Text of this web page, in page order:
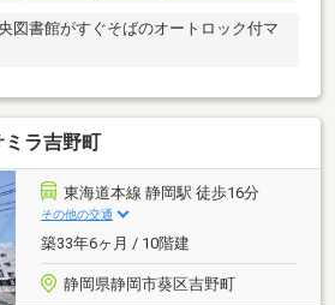
図書館がすぐそばのオートロック付マ
ミラ吉野町
東海道本線 静岡駅 徒歩16分
その他の交通
築33年6ヶ月 / 10階建
静岡県静岡市葵区吉野町